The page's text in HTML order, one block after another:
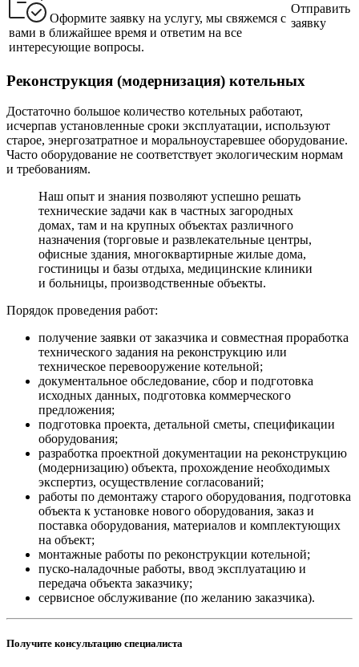
Оформите заявку на услугу, мы свяжемся с
вами в ближайшее время и ответим на все
интересующие вопросы.
Отправить
заявку
Реконструкция (модернизация) котельных
Достаточно большое количество котельных работают,
исчерпав установленные сроки эксплуатации, используют
старое, энергозатратное и моральноустаревшее оборудование.
Часто оборудование не соответствует экологическим нормам
и требованиям.
Наш опыт и знания позволяют успешно решать
технические задачи как в частных загородных
домах, там и на крупных объектах различного
назначения (торговые и развлекательные центры,
офисные здания, многоквартирные жилые дома,
гостиницы и базы отдыха, медицинские клиники
и больницы, производственные объекты.
Порядок проведения работ:
получение заявки от заказчика и совместная проработка
технического задания на реконструкцию или
техническое перевооружение котельной;
документальное обследование, сбор и подготовка
исходных данных, подготовка коммерческого
предложения;
подготовка проекта, детальной сметы, спецификации
оборудования;
разработка проектной документации на реконструкцию
(модернизацию) объекта, прохождение необходимых
экспертиз, осуществление согласований;
работы по демонтажу старого оборудования, подготовка
объекта к установке нового оборудования, заказ и
поставка оборудования, материалов и комплектующих
на объект;
монтажные работы по реконструкции котельной;
пуско-наладочные работы, ввод эксплуатацию и
передача объекта заказчику;
сервисное обслуживание (по желанию заказчика).
Получите консультацию специалиста